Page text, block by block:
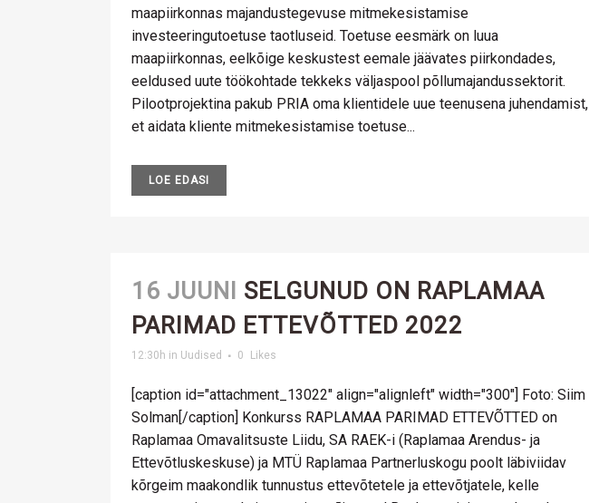
maapiirkonnas majandustegevuse mitmekesistamise
investeeringutoetuse taotluseid. Toetuse eesmärk on luua
maapiirkonnas, eelkõige keskustest eemale jäävates piirkondades,
eeldused uute töökohtade tekkeks väljaspool põllumajandussektorit.
Pilootprojektina pakub PRIA oma klientidele uue teenusena juhendamist,
et aidata kliente mitmekesistamise toetuse...
LOE EDASI
16 JUUNI
SELGUNUD ON RAPLAMAA
PARIMAD ETTEVÕTTED 2022
12:30h in Uudised 0 Likes
[caption id="attachment_13022" align="alignleft" width="300"] Foto: Siim
Solman[/caption] Konkurss RAPLAMAA PARIMAD ETTEVÕTTED on
Raplamaa Omavalitsuste Liidu, SA RAEK-i (Raplamaa Arendus- ja
Ettevõtluskeskuse) ja MTÜ Raplamaa Partnerluskogu poolt läbiviidav
kõrgeim maakondlik tunnustus ettevõtetele ja ettevõtjatele, kelle